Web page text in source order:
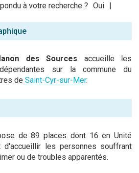
à votre recherche ? Oui |
des Sources accueille les
sur la commune du
de Saint-Cyr-sur-Mer.
de 89 places dont 16 en Unité
d'accueillir les personnes souffrant
ou de troubles apparentés.